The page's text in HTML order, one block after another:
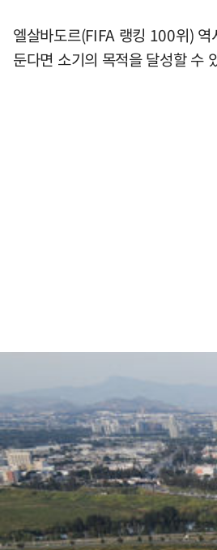
엘살바도르(FIFA 랭킹 100위)
둔다면 소기의 목적을 달성할 수